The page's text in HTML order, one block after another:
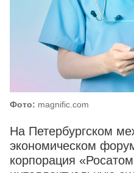
Фото: magnific.com
На Петербургском
экономическом
корпорация